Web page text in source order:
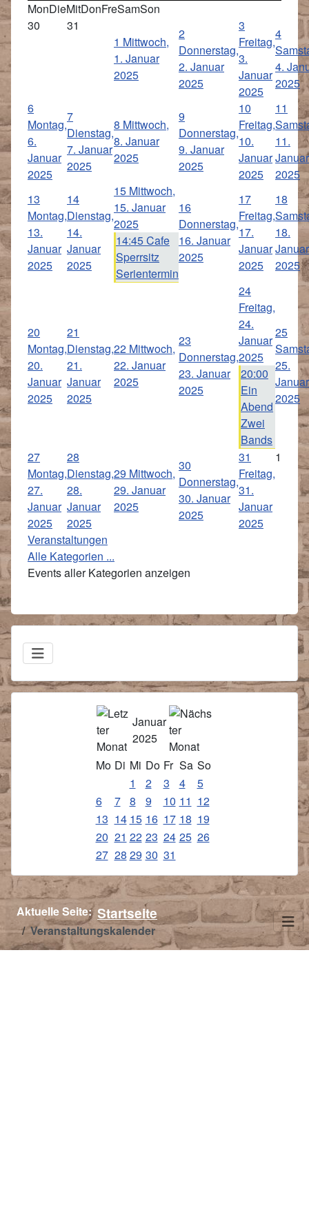
Januar
2025
Mo Di Mi Do Fr Sa So
1
2 3 4
5
6
7 8 9 10 11 12
13 14 15 16 17 18 19
20 21 22 23 24 25 26
27 28 29 30 31
MonDieMitDonFreSamSon
30
31
1 Mittwoch,
1. Januar
2025
2
Donnerstag,
2. Januar
2025
3
Freitag,
3.
Januar
2025
4
4.
2025
6
Montag,
6.
Januar
2025
7
Dienstag,
7. Januar
2025
8 Mittwoch,
8. Januar
2025
9
Donnerstag,
9. Januar
2025
10
Freitag,
10.
Januar
2025
11
11.
Januar
2025
13
Montag,
13.
Januar
2025
14
Dienstag,
14.
Januar
2025
15 Mittwoch,
15. Januar
2025
14:45 Cafe
Sperrsitz
Serientermin
16
Donnerstag,
16. Januar
2025
17
Freitag,
17.
Januar
2025
18
18.
Januar
2025
20
Montag,
20.
Januar
2025
21
Dienstag,
21.
Januar
2025
22 Mittwoch,
22. Januar
2025
23
Donnerstag,
23. Januar
2025
24
Freitag,
24.
Januar
2025
20:00
Ein
Abend
Zwei
Bands
25
25.
Januar
2025
27
Montag,
27.
Januar
2025
28
Dienstag,
28.
Januar
2025
29 Mittwoch,
29. Januar
2025
30
Donnerstag,
30. Januar
2025
31
Freitag,
31.
Januar
2025
1
Veranstaltungen
Alle Kategorien ...
Events aller Kategorien anzeigen
Aktuelle Seite:Startseite
Veranstaltungskalender